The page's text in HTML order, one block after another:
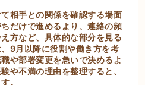
相手との関係を確認する場面
だけで進めるより、連絡の頻
方など、具体的な部分を見る
9月以降に役割や働き方を考
や部署変更を急いで決めるよ
や不満の理由を整理すると、
。